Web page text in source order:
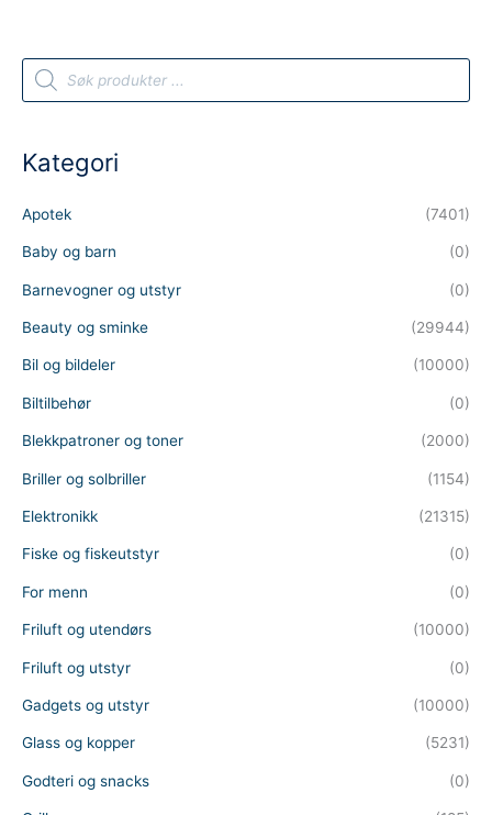
P
d
t
s
a
r
h
Kategori
Apotek (7401)
Baby og barn (0)
Barnevogner og utstyr (0)
Beauty og sminke (29944)
Bil og bildeler (10000)
Biltilbehør (0)
Blekkpatroner og toner (2000)
Briller og solbriller (1154)
Elektronikk (21315)
Fiske og fiskeutstyr (0)
For menn (0)
Friluft og utendørs (10000)
Friluft og utstyr (0)
Gadgets og utstyr (10000)
Glass og kopper (5231)
Godteri og snacks (0)